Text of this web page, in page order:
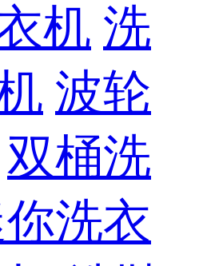
机 洗
波轮
双桶洗
洗衣